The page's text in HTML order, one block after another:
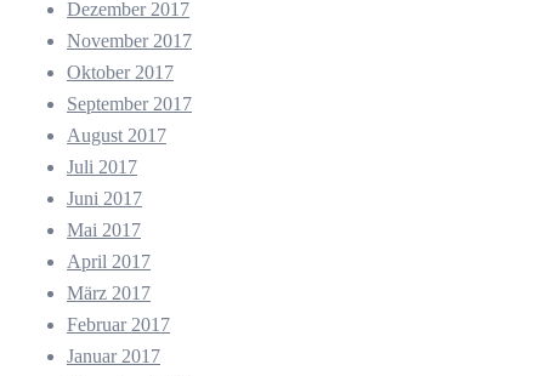
Dezember 2017
November 2017
Oktober 2017
September 2017
August 2017
Juli 2017
Juni 2017
Mai 2017
April 2017
März 2017
Februar 2017
Januar 2017